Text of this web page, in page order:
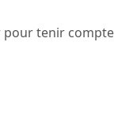
pour tenir compte